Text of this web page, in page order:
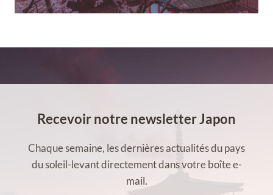
Recevoir notre newsletter Japon
Chaque semaine, les dernières actualités du pays
du soleil-levant directement dans votre boîte e-
mail.